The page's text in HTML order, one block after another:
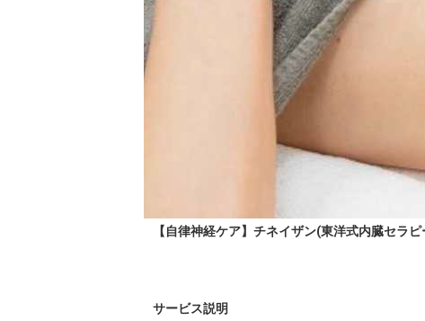
【自律神経ケア】チネイザン(東洋式内臓セラ
サービス説明